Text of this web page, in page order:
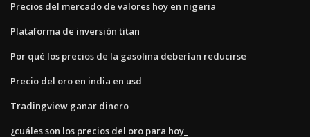
Precios del mercado de valores hoy en nigeria
Plataforma de inversión titan
Por qué los precios de la gasolina deberían reducirse
Precio del oro en india en usd
Tradingview ganar dinero
¿cuáles son los precios del oro para hoy_